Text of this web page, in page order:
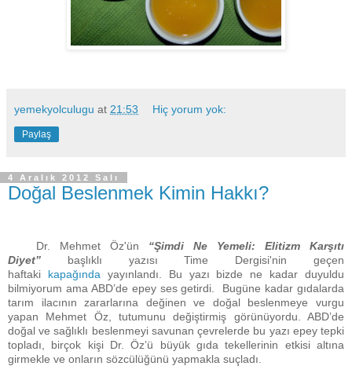
yemekyolculugu at 21:53 Hiç yorum yok:
Paylaş
4 Aralık 2012 Salı
Doğal Beslenmek Kimin Hakkı?
Dr. Mehmet Öz'ün “Şimdi Ne Yemeli: Elitizm Karşıtı
Diyet” başlıklı yazısı Time Dergisi'nin geçen
haftaki kapağında yayınlandı. Bu yazı bizde ne kadar duyuldu
bilmiyorum ama ABD’de epey ses getirdi. Bugüne kadar gıdalarda
tarım ilacının zararlarına değinen ve doğal beslenmeye vurgu
yapan Mehmet Öz, tutumunu değiştirmiş görünüyordu. ABD’de
doğal ve sağlıklı beslenmeyi savunan çevrelerde bu yazı epey tepki
topladı, birçok kişi Dr. Öz’ü büyük gıda tekellerinin etkisi altına
girmekle ve onların sözcülüğünü yapmakla suçladı.